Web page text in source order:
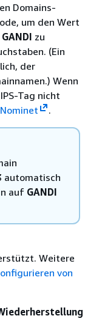
Domains-
um den Wert
GANDI zu
(Ein
der
Wenn
Tag nicht
.
automatisch
auf GANDI
Weitere
von